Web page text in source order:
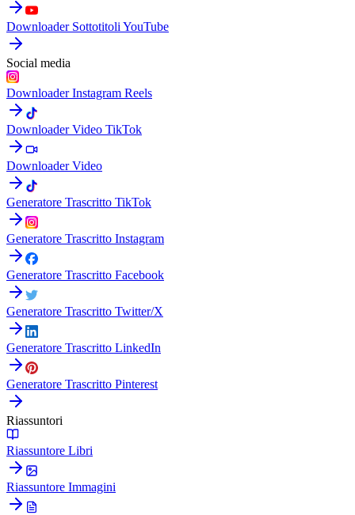
Downloader Sottotitoli YouTube
Social media
Downloader Instagram Reels
Downloader Video TikTok
Downloader Video
Generatore Trascritto TikTok
Generatore Trascritto Instagram
Generatore Trascritto Facebook
Generatore Trascritto Twitter/X
Generatore Trascritto LinkedIn
Generatore Trascritto Pinterest
Riassuntori
Riassuntore Libri
Riassuntore Immagini